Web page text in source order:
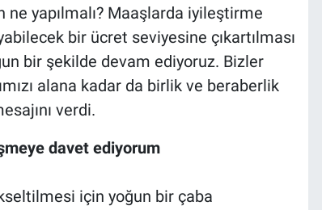
yapılmalı? Maaşlarda iyileştirme
bir ücret seviyesine çıkartılması
bir şekilde devam ediyoruz. Bizler
alana kadar da birlik ve beraberlik
verdi.
davet ediyorum
için yoğun bir çaba